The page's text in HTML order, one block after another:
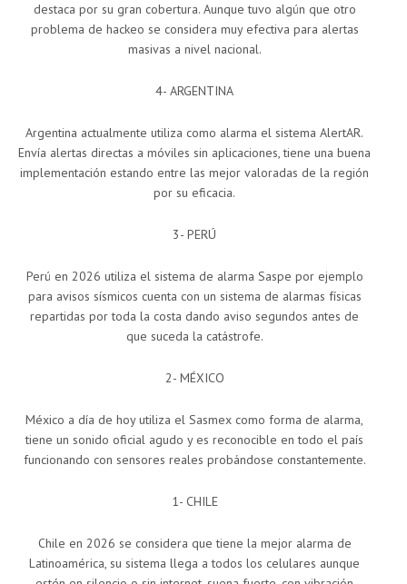
destaca por su gran cobertura. Aunque tuvo algún que otro
problema de hackeo se considera muy efectiva para alertas
masivas a nivel nacional.
4- ARGENTINA
Argentina actualmente utiliza como alarma el sistema AlertAR.
Envía alertas directas a móviles sin aplicaciones, tiene una buena
implementación estando entre las mejor valoradas de la región
por su eficacia.
3- PERÚ
Perú en 2026 utiliza el sistema de alarma Saspe por ejemplo
para avisos sísmicos cuenta con un sistema de alarmas físicas
repartidas por toda la costa dando aviso segundos antes de
que suceda la catástrofe.
2- MÉXICO
México a día de hoy utiliza el Sasmex como forma de alarma,
tiene un sonido oficial agudo y es reconocible en todo el país
funcionando con sensores reales probándose constantemente.
1- CHILE
Chile en 2026 se considera que tiene la mejor alarma de
Latinoamérica, su sistema llega a todos los celulares aunque